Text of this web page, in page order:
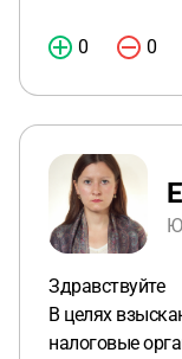
0 0
Здравствуйте
В целях
налоговые